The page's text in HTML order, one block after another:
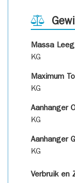
Massa Leeg
KG
Maximum
KG
Aanhanger
KG
Aanhanger
KG
Verbruik en